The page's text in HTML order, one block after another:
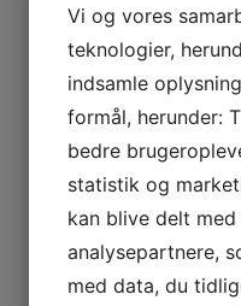
Vi og vores
teknologier,
indsamle
formål, herunder:
bedre
statistik og
kan blive delt
analysepartnere,
med data, du